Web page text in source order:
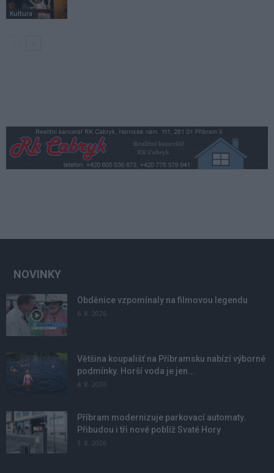
Kultura
NOVINKY
Obděnice vzpomínaly na filmovou legendu
6. 8. 2026
Většina koupališť na Příbramsku nabízí výborné
podmínky. Horší voda je jen...
4. 8. 2026
Příbram modernizuje parkovací automaty.
Přibudou i tři nové poblíž Svaté Hory
3. 8. 2026